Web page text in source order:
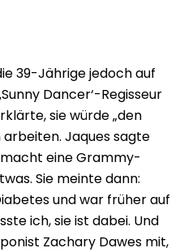
39-Jährige jedoch auf
Dancer‘-Regisseur
sie würde „den
arbeiten. Jaques sagte
macht eine Grammy-
Sie meinte dann:
und war früher auf
ich, sie ist dabei. Und
Zachary Dawes mit,